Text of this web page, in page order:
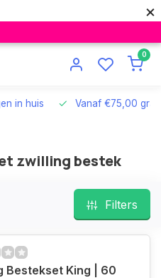
×
0
in huis Vanaf €75,00
zwilling bestek
Filters